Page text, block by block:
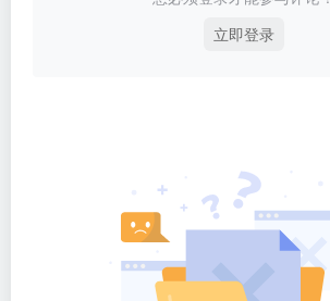
立即登录